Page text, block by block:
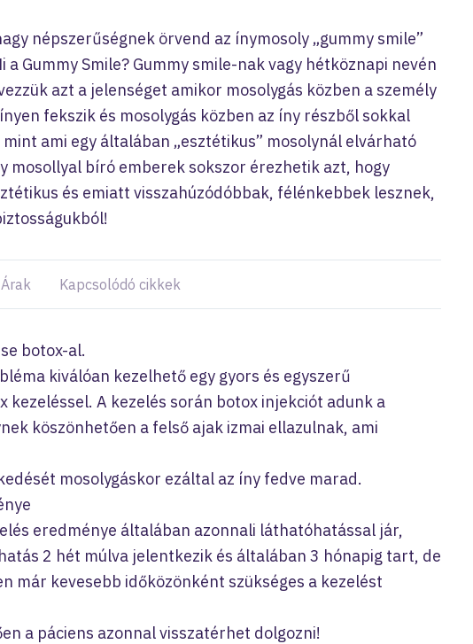
népszerűségnek örvend az ínymosoly „gummy smile”
a Gummy Smile? Gummy smile-nak vagy hétköznapi nevén
azt a jelenséget amikor mosolygás közben a személy
fekszik és mosolygás közben az íny részből sokkal
ami egy általában „esztétikus” mosolynál elvárható
mosollyal bíró emberek sokszor érezhetik azt, hogy
és emiatt visszahúzódóbbak, félénkebbek lesznek,
Árak Kapcsolódó cikkek
botox-al.
kiválóan kezelhető egy gyors és egyszerű
kezeléssel. A kezelés során botox injekciót adunk a
köszönhetően a felső ajak izmai ellazulnak, ami
mosolygáskor ezáltal az íny fedve marad.
eredménye általában azonnali láthatóhatással jár,
2 hét múlva jelentkezik és általában 3 hónapig tart, de
már kevesebb időközönként szükséges a kezelést
a páciens azonnal visszatérhet dolgozni!